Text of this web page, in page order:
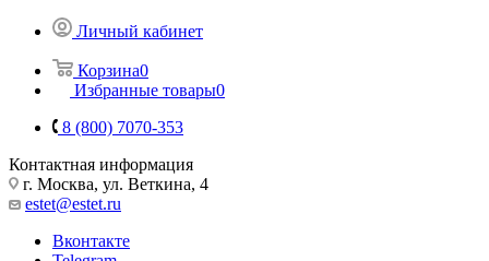
Личный кабинет
Корзина0
Избранные товары0
8 (800) 7070-353
Контактная информация
г. Москва, ул. Веткина, 4
estet@estet.ru
Вконтакте